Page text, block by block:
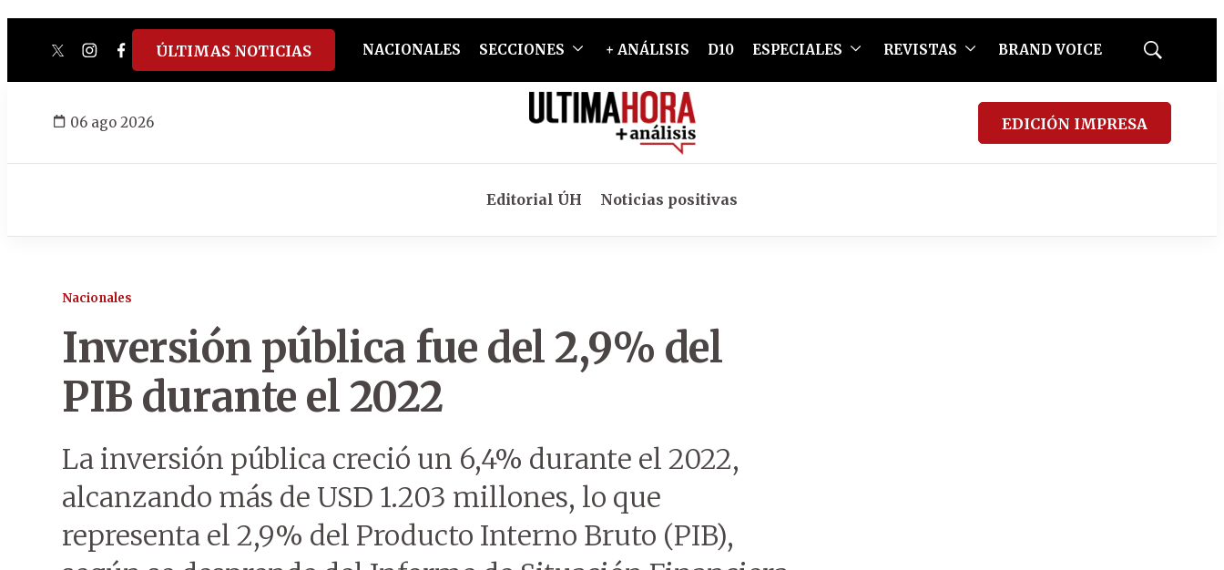
twitterinstagram
facebook
tiktokyoutube
spotify
ÚLTIMAS NOTICIAS NACIONALES SECCIONES + ANÁLISIS D10 ESPECIALES REVISTAS BRAND VOICE
Mostrar
06 ago 2026 EDICIÓN IMPRESA
Editorial ÚH Noticias positivas
Nacionales
Inversión pública fue del 2,9% del
PIB durante el 2022
La inversión pública creció un 6,4% durante el 2022,
alcanzando más de USD 1.203 millones, lo que
representa el 2,9% del Producto Interno Bruto (PIB),